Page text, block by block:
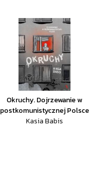
Okruchy. Dojrzewanie w
postkomunistycznej Polsce
Kasia Babis